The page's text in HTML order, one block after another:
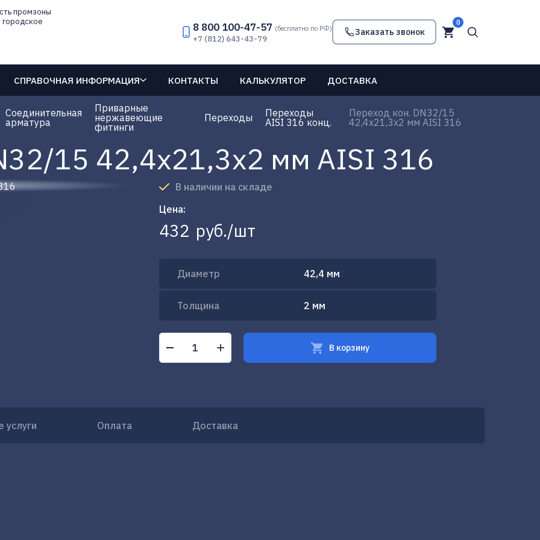
промзоны
городское
8 800 100-47-57 (бесплатно по РФ)
+7 (812) 643-43-79
Заказать звонок
0
СПРАВОЧНАЯ ИНФОРМАЦИЯ КОНТАКТЫ КАЛЬКУЛЯТОР ДОСТАВКА
Соединительная
арматура
Приварные
нержавеющие
фитинги
Переходы
Переходы
AISI 316 конц.
Переход кон. DN32/15
42,4х21,3х2 мм AISI 316
15 42,4х21,3х2 мм AISI 316
В наличии на складе
Цена:
432 руб./шт
Диаметр 42,4 мм
Толщина 2 мм
В корзину
услуги Оплата Доставка